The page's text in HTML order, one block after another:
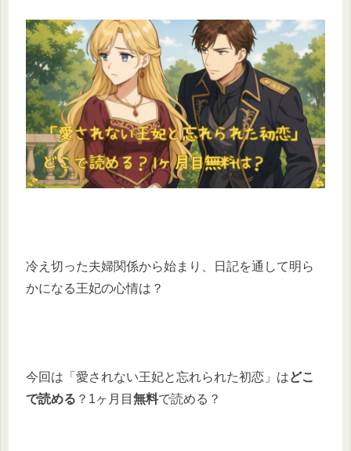
冷え切った夫婦関係から始まり、日記を通して明ら
かになる王妃の心情は？
今回は「愛されない王妃と忘れられた初恋」はどこ
で読める ？1ヶ月目 無料で読める？